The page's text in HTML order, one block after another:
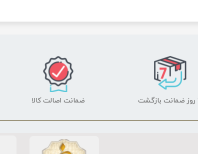
ضمانت اصالت کالا